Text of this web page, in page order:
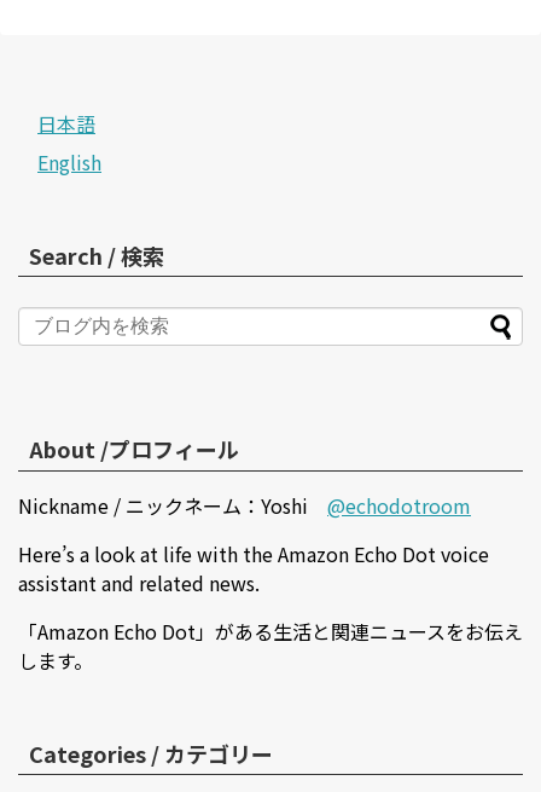
日本語
English
Search / 検索
About /プロフィール
Nickname / ニックネーム：Yoshi @echodotroom
Here’s a look at life with the Amazon Echo Dot voice
assistant and related news.
「Amazon Echo Dot」がある生活と関連ニュースをお伝え
します。
Categories / カテゴリー